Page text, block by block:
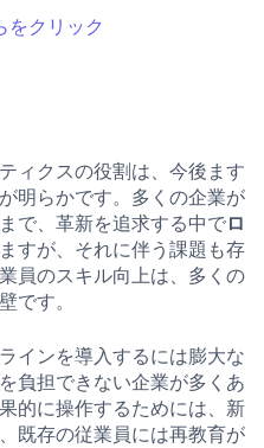
をクリック
ィクスの役割は、今後ます
明らかです。多くの企業が
で、革新を追求する中でロ
すが、それに伴う課題も存
員のスキル向上は、多くの
です。
インを導入するには膨大な
負担できない企業が多くあ
的に操作するためには、新
既存の従業員には再教育が